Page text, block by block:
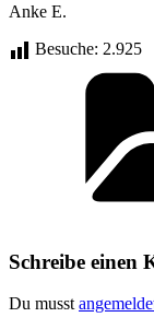
Anke E.
Besuche: 2.925
Schreibe einen
Du musst